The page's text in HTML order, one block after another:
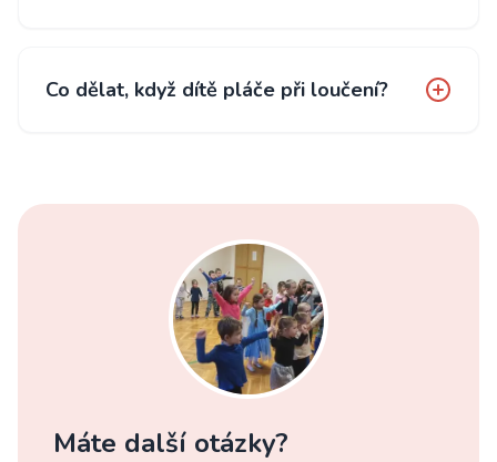
Co dělat, když dítě pláče při loučení?
Máte další otázky?